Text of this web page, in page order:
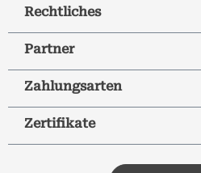
Rechtliches
Partner
Zahlungsarten
Zertifikate